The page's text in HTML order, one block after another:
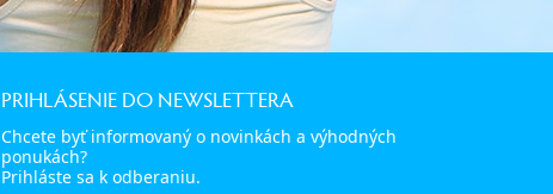
PRIHLÁSENIE DO NEWSLETTERA
Chcete byť informovaný o novinkách a výhodných
ponukách?
Prihláste sa k odberaniu.